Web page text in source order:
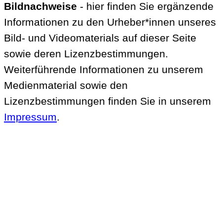
Bildnachweise - hier finden Sie ergänzende
Informationen zu den Urheber*innen unseres
Bild- und Videomaterials auf dieser Seite
sowie deren Lizenzbestimmungen.
Weiterführende Informationen zu unserem
Medienmaterial sowie den
Lizenzbestimmungen finden Sie in unserem
Impressum.